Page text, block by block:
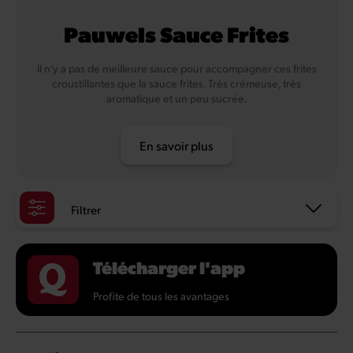
Pauwels Sauce Frites
Il n’y a pas de meilleure sauce pour accompagner ces frites
croustillantes que la sauce frites. Très crémeuse, très
aromatique et un peu sucrée.
En savoir plus
Filtrer
Télécharger l'app
Profite de tous les avantages